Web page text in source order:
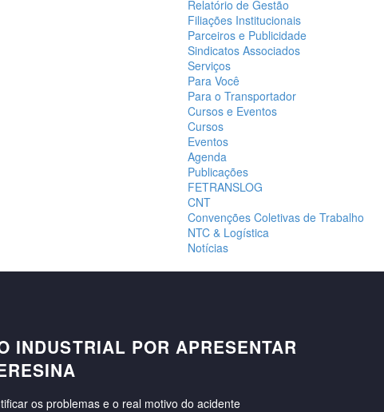
Relatório de Gestão
Filiações Institucionais
Parceiros e Publicidade
Sindicatos Associados
Serviços
Para Você
Para o Transportador
Cursos e Eventos
Cursos
Eventos
Agenda
Publicações
FETRANSLOG
CNT
Convenções Coletivas de Trabalho
NTC & Logística
Notícias
INDUSTRIAL POR APRESENTAR
os problemas e o real motivo do acidente